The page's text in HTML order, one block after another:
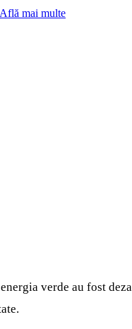
Află mai multe
verde au fost